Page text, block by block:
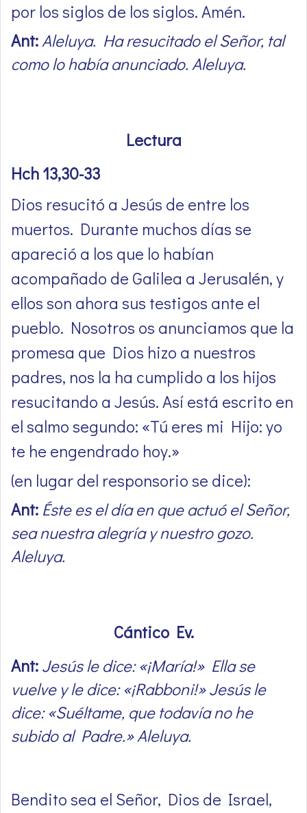
por los siglos de los siglos. Amén.
Ant:Aleluya. Ha resucitado el Señor, tal
como lo había anunciado. Aleluya.
Lectura
Hch 13,30-33
Dios resucitó a Jesús de entre los
muertos. Durante muchos días se
apareció a los que lo habían
acompañado de Galilea a Jerusalén, y
ellos son ahora sus testigos ante el
pueblo. Nosotros os anunciamos que la
promesa que Dios hizo a nuestros
padres, nos la ha cumplido a los hijos
resucitando a Jesús. Así está escrito en
el salmo segundo: «Tú eres mi Hijo: yo
te he engendrado hoy.»
(en lugar del responsorio se dice):
Ant: Éste es el día en que actuó el Señor,
sea nuestra alegría y nuestro gozo.
Aleluya.
Cántico Ev.
Ant:Jesús le dice: «¡María!» Ella se
vuelve y le dice: «¡Rabboni!» Jesús le
dice: «Suéltame, que todavía no he
subido al Padre.» Aleluya.
Bendito sea el Señor, Dios de Israel,